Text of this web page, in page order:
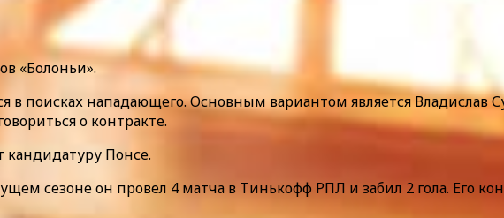
«Болоньи».
в поисках нападающего. Основным вариантом является Владислав
о контракте.
кандидатуру Понсе.
сезоне он провел 4 матча в Тинькофф РПЛ и забил 2 гола. Его